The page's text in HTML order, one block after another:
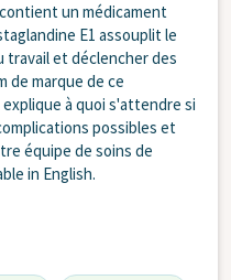
un médicament
E1 assouplit le
travail et déclencher des
de marque de ce
à quoi s'attendre si
possibles et
équipe de soins de
in English.